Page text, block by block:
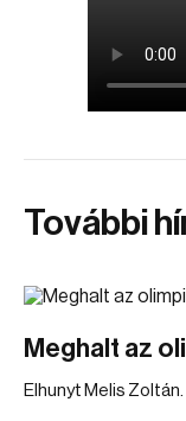
További
Meghalt az
Elhunyt Melis Zoltán.